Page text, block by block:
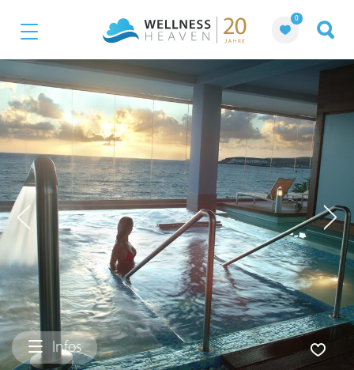
0
Infos